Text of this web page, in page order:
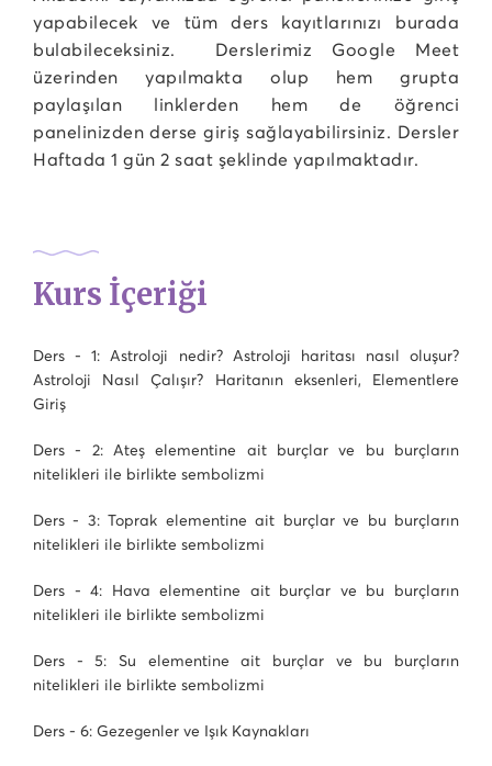
yapabilecek ve tüm ders kayıtlarınızı burada
bulabileceksiniz. Derslerimiz Google Meet
üzerinden yapılmakta olup hem grupta
paylaşılan linklerden hem de öğrenci
panelinizden derse giriş sağlayabilirsiniz. Dersler
Haftada 1 gün 2 saat şeklinde yapılmaktadır.
Kurs İçeriği
Ders - 1: Astroloji nedir? Astroloji haritası nasıl oluşur?
Astroloji Nasıl Çalışır? Haritanın eksenleri, Elementlere
Giriş
Ders - 2: Ateş elementine ait burçlar ve bu burçların
nitelikleri ile birlikte sembolizmi
Ders - 3: Toprak elementine ait burçlar ve bu burçların
nitelikleri ile birlikte sembolizmi
Ders - 4: Hava elementine ait burçlar ve bu burçların
nitelikleri ile birlikte sembolizmi
Ders - 5: Su elementine ait burçlar ve bu burçların
nitelikleri ile birlikte sembolizmi
Ders - 6: Gezegenler ve Işık Kaynakları